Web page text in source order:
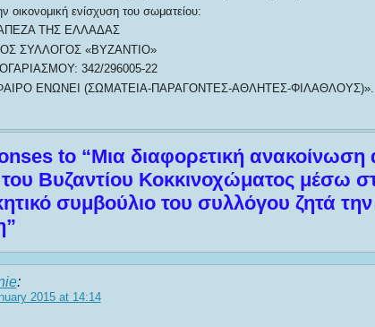
οικονομική ενίσχυση του σωματείου:
ΤΗΣ ΕΛΛΑΔΑΣ
ΣΥΛΛΟΓΟΣ «ΒΥΖΑΝΤΙΟ»
342/296005-22
ΕΝΩΝΕΙ (ΣΩΜΑΤΕΙΑ-ΠΑΡΑΓΟΝΤΕΣ-ΑΘΛΗΤΕΣ-ΦΙΛΑΘΛΟΥΣ)».
to “Μια διαφορετική ανακοίνωση
Βυζαντίου Κοκκινοχώματος μέσω
συμβούλιο του συλλόγου ζητά την
:
2015 at 14:14